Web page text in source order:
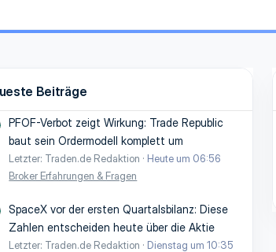
Beiträge
PFOF-Verbot zeigt Wirkung: Trade Republic
baut sein Ordermodell komplett um
Letzter: Traden.de Redaktion
Heute um 06:56
Broker Erfahrungen & Fragen
SpaceX vor der ersten Quartalsbilanz: Diese
Zahlen entscheiden heute über die Aktie
Letzter: Traden.de Redaktion
Dienstag um 10:35